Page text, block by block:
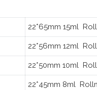
22*65mm 15ml
22*56mm 12ml
22*50mm 10ml
22*45mm 8ml